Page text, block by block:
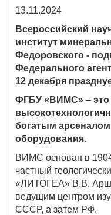
13.11.2024
Всероссийский
институт
Федоровского -
Федерального
12 декабря
ФГБУ «ВИМС» –
богатым
оборудования.
ВИМС основан в
частный
«ЛИТОГЕА» В.В.
ведущим центром
СССР, а затем РФ.